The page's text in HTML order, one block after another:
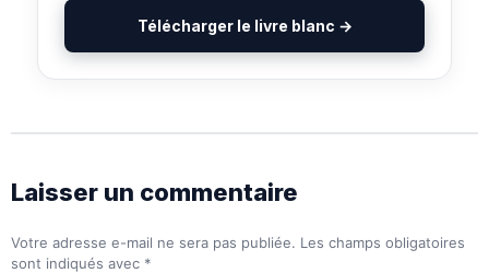
Télécharger le livre blanc →
Laisser un commentaire
Votre adresse e-mail ne sera pas publiée. Les champs obligatoires
sont indiqués avec *